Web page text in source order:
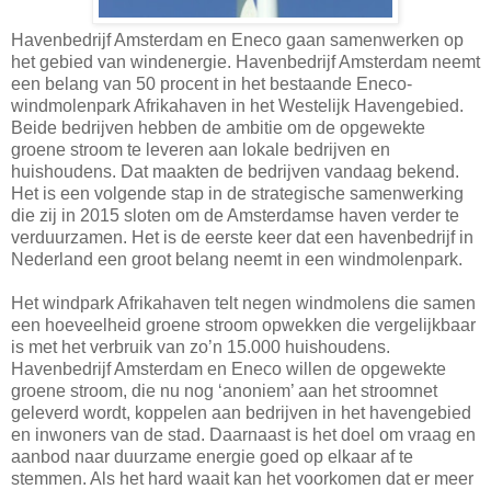
Havenbedrijf Amsterdam en Eneco gaan samenwerken op
het gebied van windenergie. Havenbedrijf Amsterdam neemt
een belang van 50 procent in het bestaande Eneco-
windmolenpark Afrikahaven in het Westelijk Havengebied.
Beide bedrijven hebben de ambitie om de opgewekte
groene stroom te leveren aan lokale bedrijven en
huishoudens. Dat maakten de bedrijven vandaag bekend.
Het is een volgende stap in de strategische samenwerking
die zij in 2015 sloten om de Amsterdamse haven verder te
verduurzamen. Het is de eerste keer dat een havenbedrijf in
Nederland een groot belang neemt in een windmolenpark.
Het windpark Afrikahaven telt negen windmolens die samen
een hoeveelheid groene stroom opwekken die vergelijkbaar
is met het verbruik van zo’n 15.000 huishoudens.
Havenbedrijf Amsterdam en Eneco willen de opgewekte
groene stroom, die nu nog ‘anoniem’ aan het stroomnet
geleverd wordt, koppelen aan bedrijven in het havengebied
en inwoners van de stad. Daarnaast is het doel om vraag en
aanbod naar duurzame energie goed op elkaar af te
stemmen. Als het hard waait kan het voorkomen dat er meer